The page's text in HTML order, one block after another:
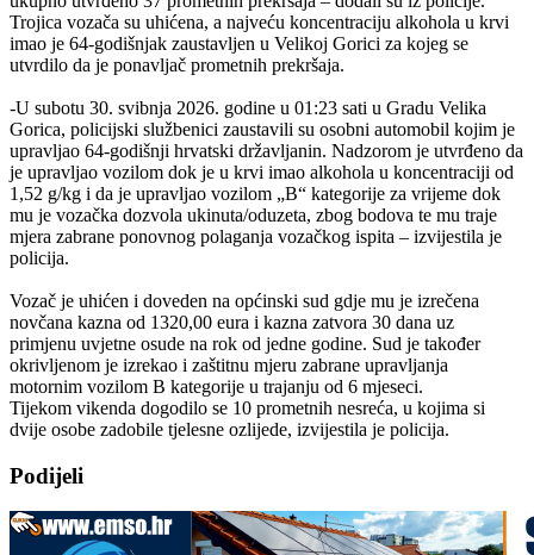
Trojica vozača su uhićena, a najveću koncentraciju alkohola u krvi
imao je 64-godišnjak zaustavljen u Velikoj Gorici za kojeg se
utvrdilo da je ponavljač prometnih prekršaja.
-U subotu 30. svibnja 2026. godine u 01:23 sati u Gradu Velika
Gorica, policijski službenici zaustavili su osobni automobil kojim je
upravljao 64-godišnji hrvatski državljanin. Nadzorom je utvrđeno da
je upravljao vozilom dok je u krvi imao alkohola u koncentraciji od
1,52 g/kg i da je upravljao vozilom „B“ kategorije za vrijeme dok
mu je vozačka dozvola ukinuta/oduzeta, zbog bodova te mu traje
mjera zabrane ponovnog polaganja vozačkog ispita – izvijestila je
policija.
Vozač je uhićen i doveden na općinski sud gdje mu je izrečena
novčana kazna od 1320,00 eura i kazna zatvora 30 dana uz
primjenu uvjetne osude na rok od jedne godine. Sud je također
okrivljenom je izrekao i zaštitnu mjeru zabrane upravljanja
motornim vozilom B kategorije u trajanju od 6 mjeseci.
Tijekom vikenda dogodilo se 10 prometnih nesreća, u kojima si
dvije osobe zadobile tjelesne ozlijede, izvijestila je policija.
Podijeli